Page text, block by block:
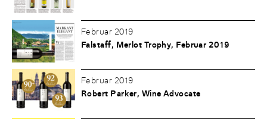
Februar 2019
Falstaff, Merlot Trophy, Februar 2019
Februar 2019
Robert Parker, Wine Advocate